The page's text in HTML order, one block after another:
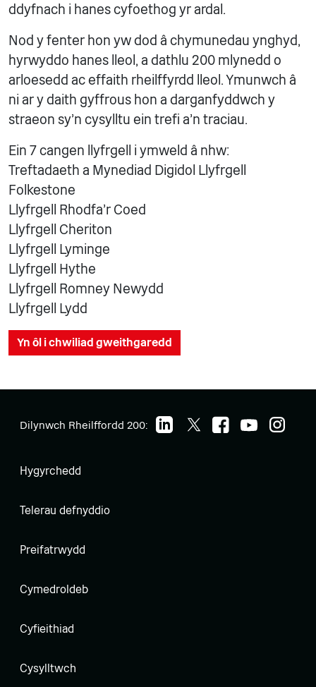
ddyfnach i hanes cyfoethog yr ardal.
Nod y fenter hon yw dod â chymunedau ynghyd,
hyrwyddo hanes lleol, a dathlu 200 mlynedd o
arloesedd ac effaith rheilffyrdd lleol. Ymunwch â
ni ar y daith gyffrous hon a darganfyddwch y
straeon sy'n cysylltu ein trefi a'n traciau.
Ein 7 cangen llyfrgell i ymweld â nhw:
Treftadaeth a Mynediad Digidol Llyfrgell
Folkestone
Llyfrgell Rhodfa'r Coed
Llyfrgell Cheriton
Llyfrgell Lyminge
Llyfrgell Hythe
Llyfrgell Romney Newydd
Llyfrgell Lydd
Yn ôl i chwiliad gweithgaredd
Dilynwch Rheilffordd 200:
Hygyrchedd
Telerau defnyddio
Preifatrwydd
Cymedroldeb
Cyfieithiad
Cysylltwch